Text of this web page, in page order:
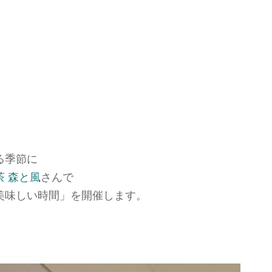
季節に
森と風さんで
しい時間」を開催します。